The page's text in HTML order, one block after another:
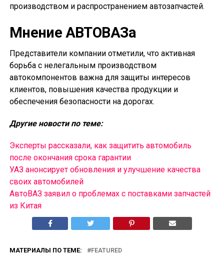
производством и распространением автозапчастей.
Мнение АВТОВАЗа
Представители компании отметили, что активная
борьба с нелегальным производством
автокомпонентов важна для защиты интересов
клиентов, повышения качества продукции и
обеспечения безопасности на дорогах.
Другие новости по теме:
Эксперты рассказали, как защитить автомобиль
после окончания срока гарантии
УАЗ анонсирует обновления и улучшение качества
своих автомобилей
АвтоВАЗ заявил о проблемах с поставками запчастей
из Китая
МАТЕРИАЛЫ ПО ТЕМЕ: FEATURED